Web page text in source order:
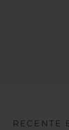
RECENTE